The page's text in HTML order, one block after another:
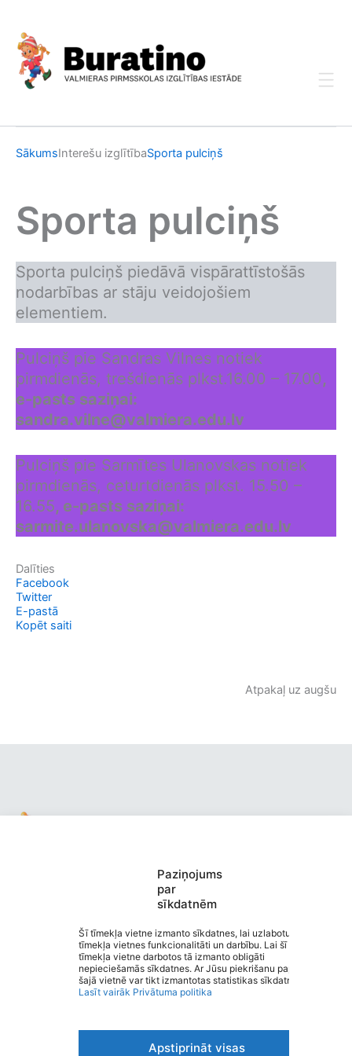
Paziņojums
par
sīkdatnēm
Šī tīmekļa vietne izmanto sīkdatnes, lai uzlabotu
tīmekļa vietnes funkcionalitāti un darbību. Lai šī
tīmekļa vietne darbotos tā izmanto obligāti
nepieciešamās sīkdatnes. Ar Jūsu piekrišanu papildus
šajā vietnē var tikt izmantotas statistikas sīkdatnes.
Lasīt vairāk Privātuma politika
Apstiprināt visas
content
SākumsInterešu izglītībaSporta pulciņš
Sporta pulciņš
Sporta pulciņš piedāvā vispārattīstošās
nodarbības ar stāju veidojošiem
elementiem.
Pulciņš pie Sandras Vilnes notiek
pirmdienās, trešdienās plkst.16.00 – 17.00,
e-pasts saziņai:
sandra.vilne@valmiera.edu.lv
Pulciņš pie Sarmītes Ulanovskas notiek
pirmdienās, ceturtdienās plkst. 15.50 –
16.55, e-pasts saziņai:
sarmite.ulanovska@valmiera.edu.lv
Dalīties
Facebook
Twitter
E-pastā
Kopēt saiti
Atpakaļ uz augšu
Valmieras pirmsskolas izglītības
iestāde “Buratino”